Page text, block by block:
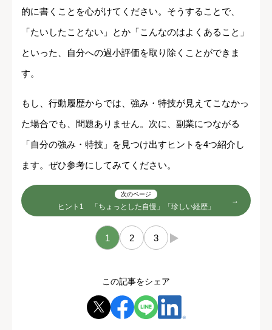
的に書くことを心がけてください。そうすることで、
「たいしたことない」とか「こんなのはよくあること」
といった、自分への過小評価を取り除くことができま
す。
もし、行動履歴からでは、強み・特技が見えてこなかっ
た場合でも、問題ありません。次に、副業につながる
「自分の強み・特技」を見つけ出すヒントを4つ紹介し
ます。ぜひ参考にしてみてください。
次のページ
ヒント1 「ちょっとした自慢」「珍しい経歴」
1 2 3 →
この記事をシェア